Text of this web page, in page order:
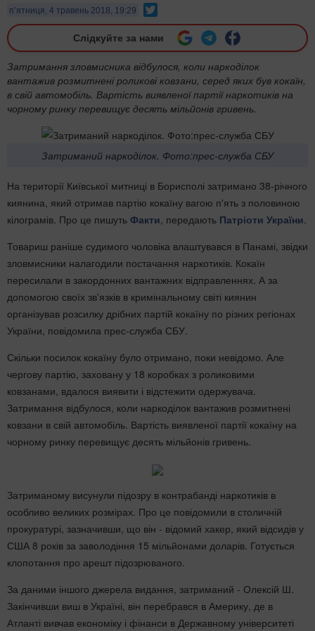
п’ятниця, 4 травень 2018, 19:29
Слідкуйте за нами
Затримання зловмисника відбулося, коли наркоділок
вантажив розмитнені роликові ковзани, серед яких був кокаїн,
в свій автомобіль. Вартість виявленої партії наркотиків на
чорному ринку перевищує десять мільйонів гривень.
Затриманий наркоділок. Фото:прес-служба СБУ
На території Київської митниці в Борисполі затримано 38-річного
киянина, який отримав партію кокаїну вагою п'ять з половиною
кілограмів. Про це пишуть Факти, передають Патріоти України.
Товариш раніше судимого чоловіка влаштувався в Панамі, звідки
зловмисники налагодили постачання наркотиків. Кокаїн
пересилали в закордонних вантажних відправленнях. А за
допомогою своїх зв'язків в кримінальному світі киянин
організував розсилку дрібних партій кокаїну по різних регіонах
України, повідомила прес-служба СБУ.
Скільки посилок кокаїну було отримано, поки невідомо. Але
чергову партію, заховану у 18 коробках з роликовими
ковзанами, вдалося виявити і відстежити одержувача.
Затримання відбулося, коли наркоділок вантажив розмитнені
ковзани в свій автомобіль. Вартість виявленої партії кокаїну на
чорному ринку перевищує десять мільйонів гривень.
Затриманому висунули підозру в контрабанді наркотиків в
особливо великих розмірах. Про це повідомили в столичній
прокуратурі, зазначивши, що він - відомий хакер, який відсидів у
США 8 років за заволодіння 15 мільйонами доларів. Готується
клопотання про арешт підозрюваного.
За даними іншого джерела видання, затриманий - Олексій Ш.
Закінчивши виш в Україні, він перебрався в Америку, де в
Атланті вивчав економіку і фінанси в Державному університеті